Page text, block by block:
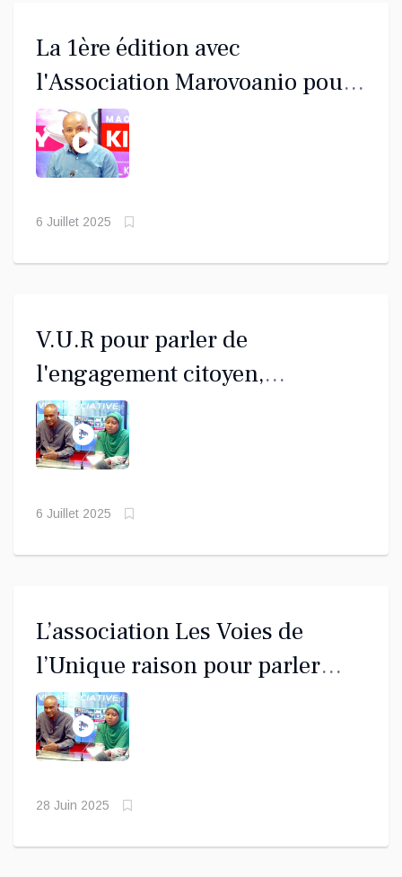
La 1ère édition avec
l'Association Marovoanio pour
parler en KIBOSY
6 Juillet 2025
V.U.R pour parler de
l'engagement citoyen,
mobilisation de terrain
6 Juillet 2025
L’association Les Voies de
l’Unique raison pour parler
engagement citoyen
28 Juin 2025